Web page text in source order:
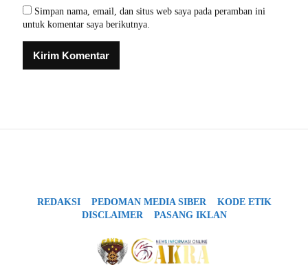
Simpan nama, email, dan situs web saya pada peramban ini
untuk komentar saya berikutnya.
REDAKSI PEDOMAN MEDIA SIBER
KODE ETIK
DISCLAIMER
PASANG IKLAN